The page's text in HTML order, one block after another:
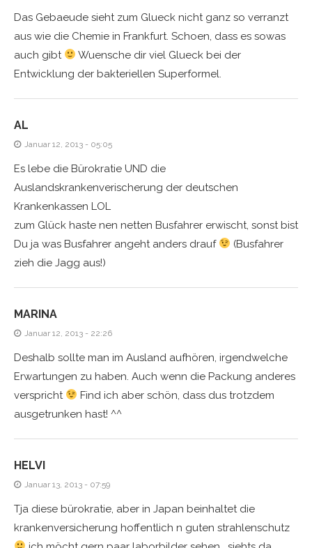
Das Gebaeude sieht zum Glueck nicht ganz so verranzt
aus wie die Chemie in Frankfurt. Schoen, dass es sowas
auch gibt
Wuensche dir viel Glueck bei der
Entwicklung der bakteriellen Superformel.
AL
Januar 12, 2013 - 05:05
Es lebe die Bürokratie UND die
Auslandskrankenverischerung der deutschen
Krankenkassen LOL
zum Glück haste nen netten Busfahrer erwischt, sonst bist
Du ja was Busfahrer angeht anders drauf
(Busfahrer
zieh die Jagg aus!)
MARINA
Januar 12, 2013 - 22:26
Deshalb sollte man im Ausland aufhören, irgendwelche
Erwartungen zu haben. Auch wenn die Packung anderes
verspricht
Find ich aber schön, dass dus trotzdem
ausgetrunken hast! ^^
HELVI
Januar 13, 2013 - 07:59
Tja diese bürokratie, aber in Japan beinhaltet die
krankenversicherung hoffentlich n guten strahlenschutz